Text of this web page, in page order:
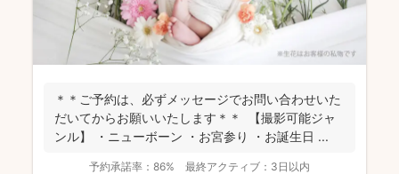
＊＊ご予約は、必ずメッセージでお問い合わせいた
だいてからお願いいたします＊＊ 【撮影可能ジャ
ンル】 ・ニューボーン ・お宮参り ・お誕生日 ...
予約承諾率： 86% 最終アクティブ： 3日以内